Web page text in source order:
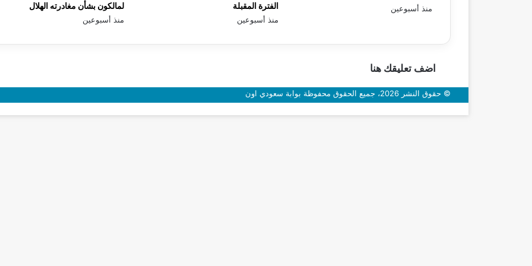
لمالكون بشأن مغادرته الهلال
منذ أسبوعين
الفترة المقبلة
منذ أسبوعين
منذ أسبوعين
اضف تعليقك هنا
© حقوق النشر 2026، جميع الحقوق محفوظة بوابة سعودي اون